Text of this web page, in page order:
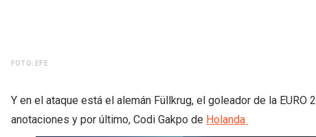
FOTO: EFE
Y en el ataque está el alemán Füllkrug, el goleador de la
anotaciones y por último, Codi Gakpo de Holanda